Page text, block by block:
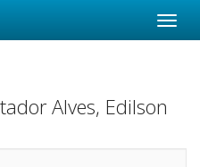
Alves, Edilson